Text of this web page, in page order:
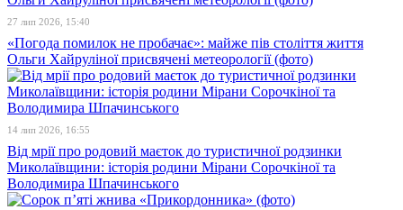
27 лип 2026, 15:40
«Погода помилок не пробачає»: майже пів століття життя
Ольги Хайруліної присвячені метеорології (фото)
14 лип 2026, 16:55
Від мрії про родовий маєток до туристичної родзинки
Миколаївщини: історія родини Мірани Сорочкіної та
Володимира Шпачинського